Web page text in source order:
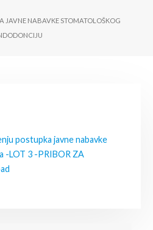
JAVNE NABAVKE STOMATOLOŠKOG
postupka javne nabavke
-LOT 3 -PRIBOR ZA